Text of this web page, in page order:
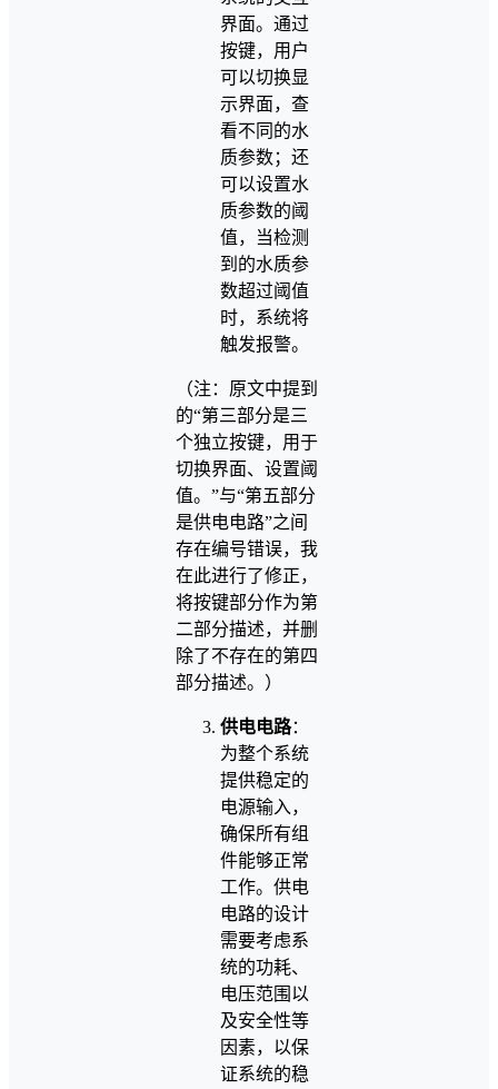
界面。通过
按键，用户
可以切换显
示界面，查
看不同的水
质参数；还
可以设置水
质参数的阈
值，当检测
到的水质参
数超过阈值
时，系统将
触发报警。
（注：原文中提到
的“第三部分是三
个独立按键，用于
切换界面、设置阈
值。”与“第五部分
是供电电路”之间
存在编号错误，我
在此进行了修正，
将按键部分作为第
二部分描述，并删
除了不存在的第四
部分描述。）
供电电路：
为整个系统
提供稳定的
电源输入，
确保所有组
件能够正常
工作。供电
电路的设计
需要考虑系
统的功耗、
电压范围以
及安全性等
因素，以保
证系统的稳